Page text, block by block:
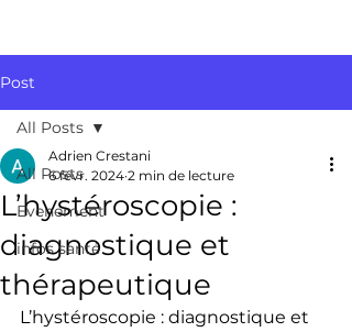
Post
All Posts
Evenement
infos santé
All Posts
L’hystéroscopie :
diagnostique et
thérapeutique
Adrien Crestani
6 févr. 2024 2 min de lecture
L’hystéroscopie : diagnostique et